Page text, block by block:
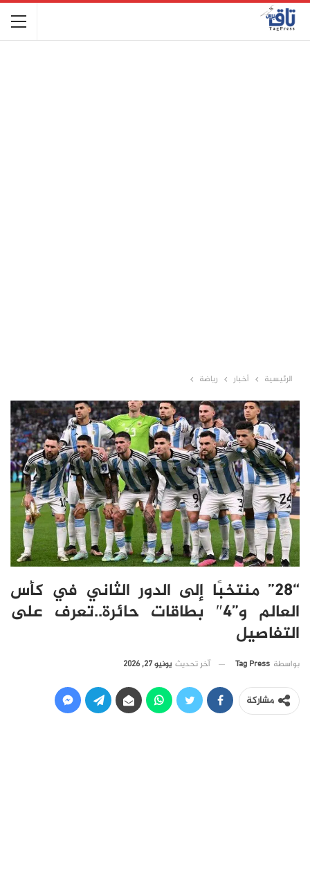
الرئيسية أخبار رياضة
“28” منتخبًا إلى الدور الثاني في كأس
العالم و”4″ بطاقات حائرة..تعرف على
التفاصيل
بواسطة Tag Press آخر تحديث يونيو 27, 2026
مشاركة